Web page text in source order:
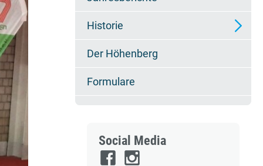
Historie
Erfolge
Der Höhenberg
Formulare
Social Media